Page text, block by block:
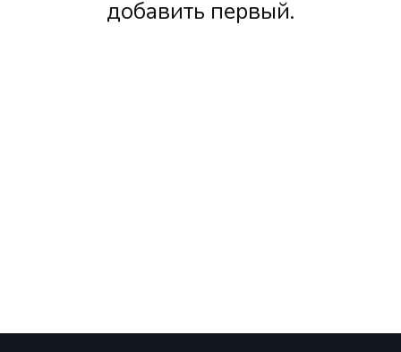
добавить первый.